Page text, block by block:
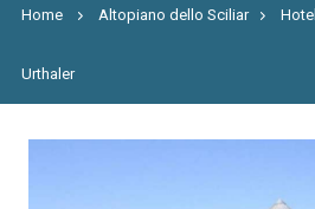
Home Altopiano dello Sciliar Hotel
Urthaler